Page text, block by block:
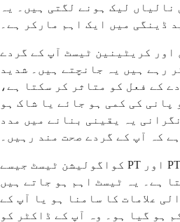
لیک ہونے لگتی ہیں۔ یہ
ڈینگی میں ایک اہم مارکر ہے۔
اور کریٹینین ٹیسٹ آپ کے گردے
رہے ہیں یہ جانچتے ہیں۔ شدید
کے فعل کو متاثر کر سکتا ہے،
پانی کی کمی ہو جائے یا شاک ہو
یہ یقینی بنانے میں مدد
کہ آپ کے گردے صحت مند رہیں۔
کواگولیشن ٹیسٹ جیسے PT اور PTT یہ ناپتے ہیں کہ آپ
ہے۔ یہ ٹیسٹ اہم ہو جاتے ہیں
علامات کا سامنا ہو یا آپ کے
ہو گیا ہو۔ وہ آپ کے ڈاکٹر کو